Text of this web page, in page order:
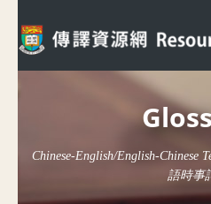
Chinese-English/English-Chinese
語時事